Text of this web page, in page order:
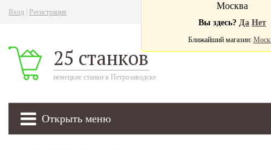
Вход Регистрация
25 станков
немецкие станки в Петрозаводске
Открыть меню
Москва
Вы здесь? Да Нет
Ближайший магазин: